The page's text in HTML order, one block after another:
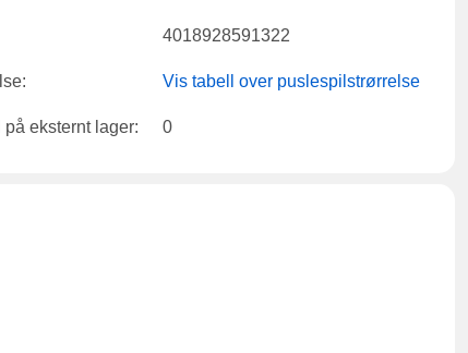
4018928591322
Vis tabell over puslespilstrørrelse
eksternt lager: 0